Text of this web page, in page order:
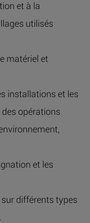
et à la
utilisés
matériel et
installations et les
des opérations
et les
différents types